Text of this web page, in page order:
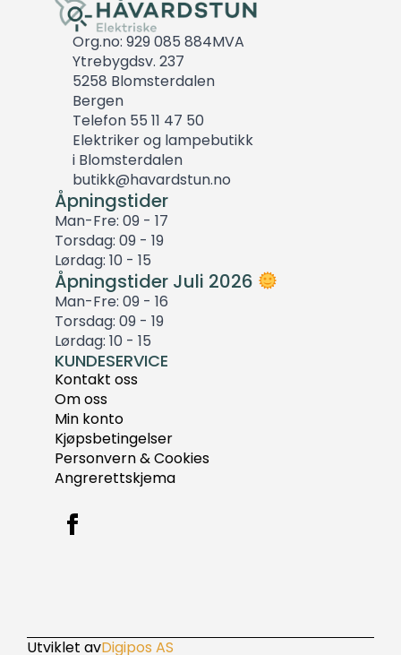
Org.no: 929 085 884MVA
Ytrebygdsv. 237
5258 Blomsterdalen
Bergen
Telefon 55 11 47 50
Elektriker og lampebutikk
i Blomsterdalen
butikk@havardstun.no
Åpningstider
Man-Fre: 09 - 17
Torsdag: 09 - 19
Lørdag: 10 - 15
Åpningstider Juli 2026
Man-Fre: 09 - 16
Torsdag: 09 - 19
Lørdag: 10 - 15
KUNDESERVICE
Kontakt oss
Om oss
Min konto
Kjøpsbetingelser
Personvern & Cookies
Angrerettskjema
Utviklet avDigipos AS